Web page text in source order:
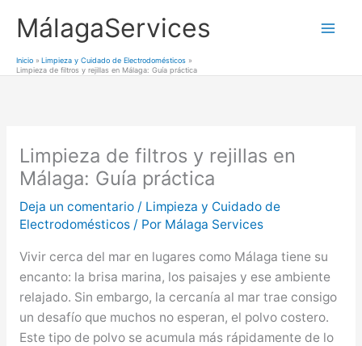
MálagaServices
Inicio
Limpieza y Cuidado de Electrodomésticos
Limpieza de filtros y rejillas en Málaga: Guía práctica
Limpieza de filtros y rejillas en
Málaga: Guía práctica
Deja un comentario / Limpieza y Cuidado de
Electrodomésticos/ Por Málaga Services
Vivir cerca del mar en lugares como Málaga tiene su
encanto: la brisa marina, los paisajes y ese ambiente
relajado. Sin embargo, la cercanía al mar trae consigo
un desafío que muchos no esperan, el polvo costero.
Este tipo de polvo se acumula más rápidamente de lo